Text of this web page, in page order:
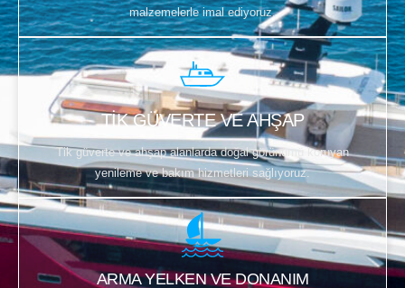
malzemelerle imal ediyoruz.
TİK GÜVERTE VE AHŞAP
Tik güverte ve ahşap alanlarda doğal görünümü koruyan
yenileme ve bakım hizmetleri sağlıyoruz.
ARMA YELKEN VE DONANIM